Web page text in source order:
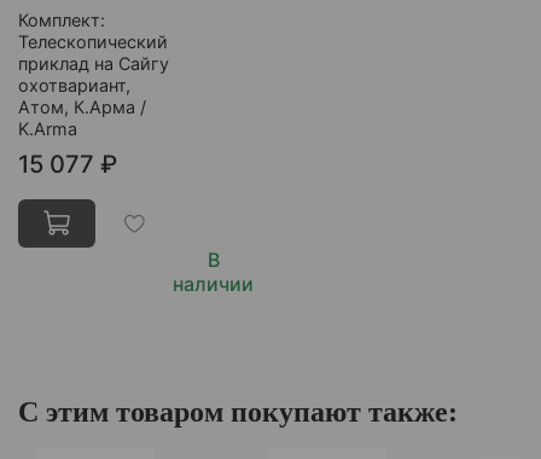
Комплект:
Телескопический
приклад на Сайгу
охотвариант,
Атом, К.Арма /
K.Arma
В
наличии
15 077 ₽
С этим товаром покупают также: